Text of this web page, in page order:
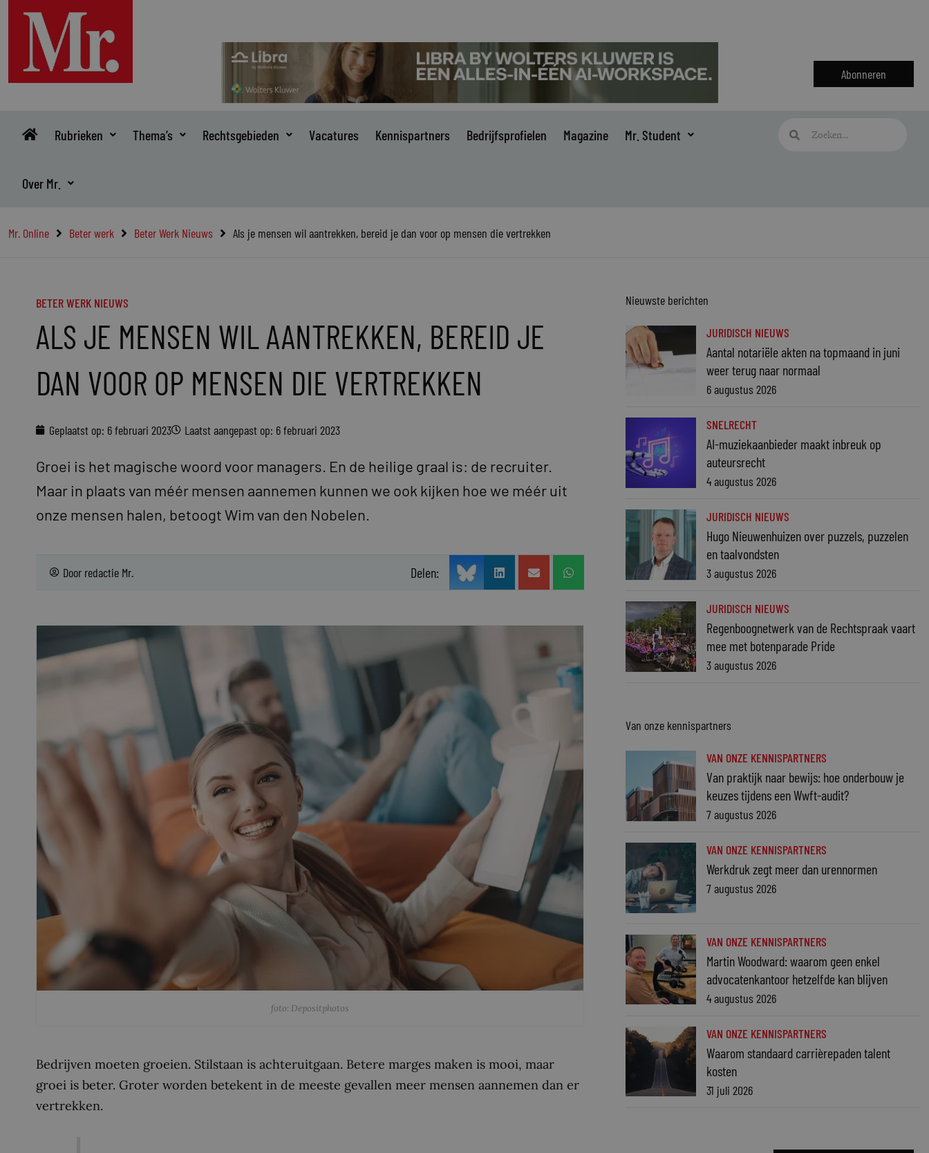
inhoud
Abonneren
Rubrieken Thema’s Rechtsgebieden Vacatures Kennispartners Bedrijfsprofielen Magazine Mr. Student
Over Mr.
Zoeken
Mr. Online Beter werk Beter Werk Nieuws Als je mensen wil aantrekken, bereid je dan voor op mensen die vertrekken
BETER WERK NIEUWS
ALS JE MENSEN WIL AANTREKKEN, BEREID JE
DAN VOOR OP MENSEN DIE VERTREKKEN
Geplaatst op: 6 februari 2023 Laatst aangepast op: 6 februari 2023
Groei is het magische woord voor managers. En de heilige graal is: de recruiter.
Maar in plaats van méér mensen aannemen kunnen we ook kijken hoe we méér uit
onze mensen halen, betoogt Wim van den Nobelen.
Door redactie Mr. Delen:
foto: Depositphotos
Bedrijven moeten groeien. Stilstaan is achteruitgaan. Betere marges maken is mooi, maar
groei is beter. Groter worden betekent in de meeste gevallen meer mensen aannemen dan er
vertrekken.
Nieuwste berichten
JURIDISCH NIEUWS
Aantal notariële akten na topmaand in juni
weer terug naar normaal
6 augustus 2026
SNELRECHT
AI-muziekaanbieder maakt inbreuk op
auteursrecht
4 augustus 2026
JURIDISCH NIEUWS
Hugo Nieuwenhuizen over puzzels, puzzelen
en taalvondsten
3 augustus 2026
JURIDISCH NIEUWS
Regenboognetwerk van de Rechtspraak vaart
mee met botenparade Pride
3 augustus 2026
Van onze kennispartners
VAN ONZE KENNISPARTNERS
Van praktijk naar bewijs: hoe onderbouw je
keuzes tijdens een Wwft-audit?
7 augustus 2026
VAN ONZE KENNISPARTNERS
Werkdruk zegt meer dan urennormen
7 augustus 2026
VAN ONZE KENNISPARTNERS
Martin Woodward: waarom geen enkel
advocatenkantoor hetzelfde kan blijven
4 augustus 2026
VAN ONZE KENNISPARTNERS
Waarom standaard carrièrepaden talent
kosten
31 juli 2026